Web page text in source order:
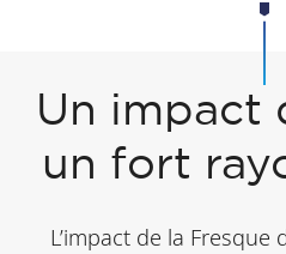
Un impact
un fort
L’impact de la